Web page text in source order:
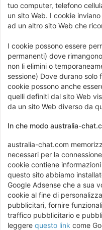
tuo computer, telefono
un sito Web. I cookie
ad un altro sito Web che
I cookie possono essere
permanenti) dove
non li elimini o
sessione) Dove durano solo
cookie possono anche
quelli definiti dal sito Web
da un sito Web diverso da
In che modo australia-
australia-chat.com
necessari per la
cookie contiene
questo sito abbiamo
Google Adsense che a sua
cookie al fine di
pubblicitari, fornire
traffico pubblicitario e
leggere questo link come